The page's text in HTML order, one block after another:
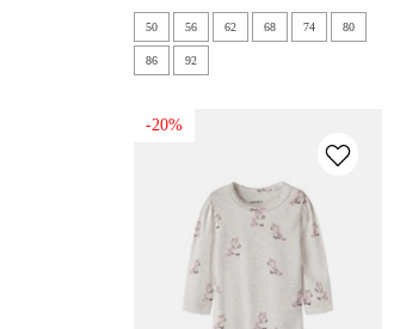
50 56 62 68 74 80
86 92
-20%